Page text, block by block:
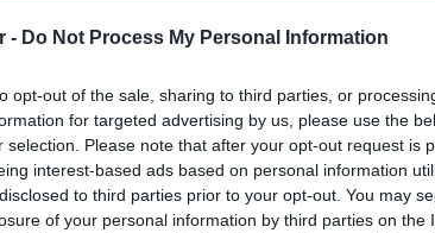
- Do Not Process My Personal Information
opt-out of the sale, sharing to third parties, or
for targeted advertising by us, please use the
selection. Please note that after your opt-out request is
interest-based ads based on personal information
to third parties prior to your opt-out. You may
of your personal information by third parties on the
μυστήριο, με αρκετούς ισχυρισμούς και
της διαφθοράς Public Control, Denis
του Γερμολάγιεφ στα κατεχόμενα θα
δολοφονίας.